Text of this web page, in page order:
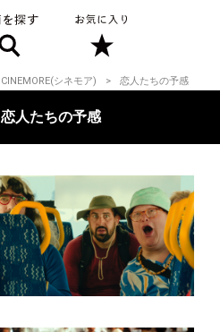
CINEMORE(シネモア) 恋人たちの予感
恋人たちの予感